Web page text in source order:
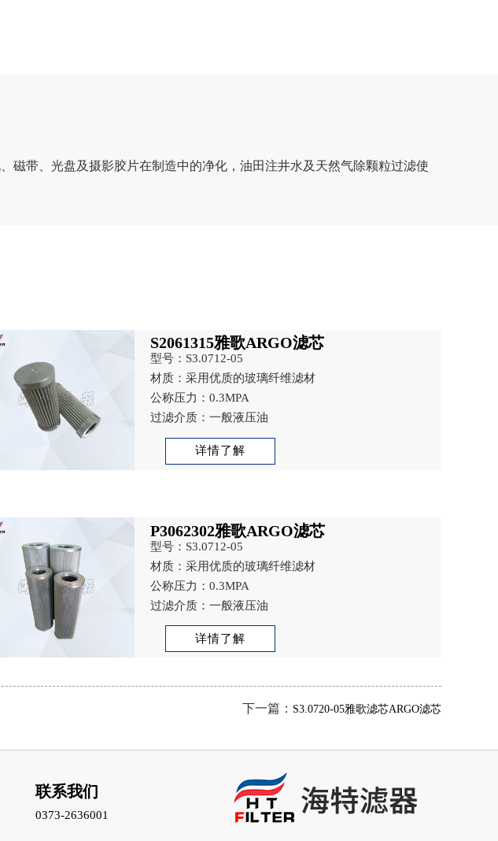
磁带、光盘及摄影胶片在制造中的净化，油田注井水及天然气除颗粒过滤使
S2061315雅歌ARGO滤芯
型号：S3.0712-05
材质：采用优质的玻璃纤维滤材
公称压力：0.3MPA
过滤介质：一般液压油
详情了解
P3062302雅歌ARGO滤芯
型号：S3.0712-05
材质：采用优质的玻璃纤维滤材
公称压力：0.3MPA
过滤介质：一般液压油
详情了解
下一篇： S3.0720-05雅歌滤芯ARGO滤芯
联系我们
0373-2636001